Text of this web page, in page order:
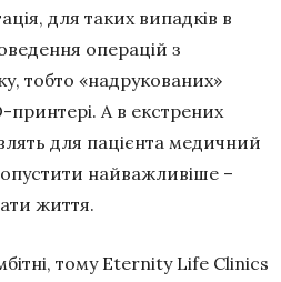
для таких випадків в
операцій з
тобто «надрукованих»
принтері. А в екстрених
для пацієнта медичний
найважливіше –
життя.
тому Eternity Life Clinics